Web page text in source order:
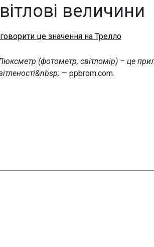
це значення на Трелло
(фотометр, світломір) – це
— ppbrom.com.